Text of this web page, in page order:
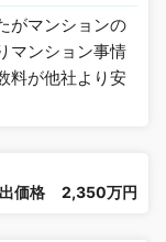
がマンションの
マンション事情
料が他社より安
価格 2,350万円